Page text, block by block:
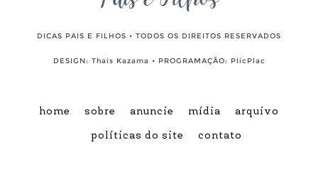
DICAS PAIS E FILHOS • TODOS OS DIREITOS RESERVADOS
DESIGN: Thais Kazama • PROGRAMAÇÃO: PlicPlac
home sobre anuncie mídia arquivo
políticas do site contato